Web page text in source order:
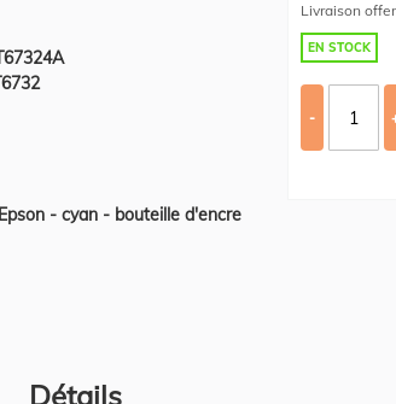
- cyan - bouteille d'encre
Livraison
EN STOCK
-
Détails